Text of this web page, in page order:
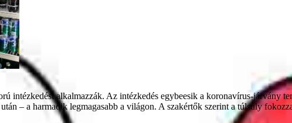
intézkedést alkalmazzák. Az intézkedés egybeesik a koronavírus-járvány
– a harmadik legmagasabb a világon. A szakértők szerint a túlsúly